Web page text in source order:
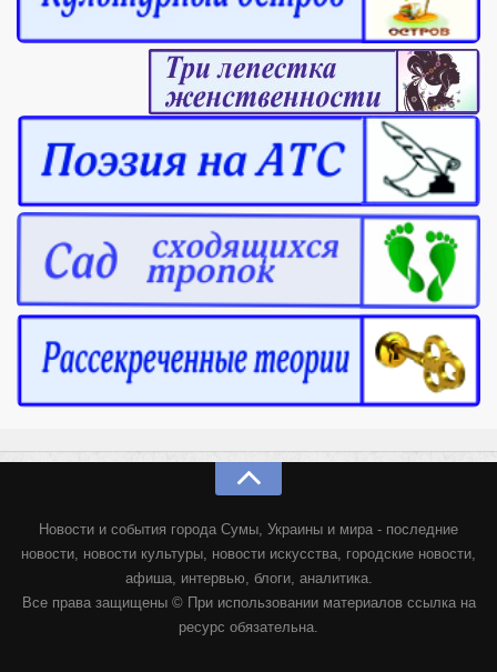
Новости и события города Сумы, Украины и мира - последние
новости, новости культуры, новости искусства, городские новости,
афиша, интервью, блоги, аналитика.
Все права защищены © При использовании материалов ссылка на
ресурс обязательна.